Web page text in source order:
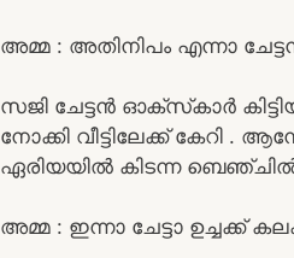
അമ്മ : അതിനിപം എന്നാ
സജി ചേട്ടൻ ഓക്സ്‌കാർ
നോക്കി വീട്ടിലേക്ക് കേറി .
ഏരിയയിൽ കിടന്ന
അമ്മ : ഇന്നാ ചേട്ടാ ഉച്ചക്ക്‌